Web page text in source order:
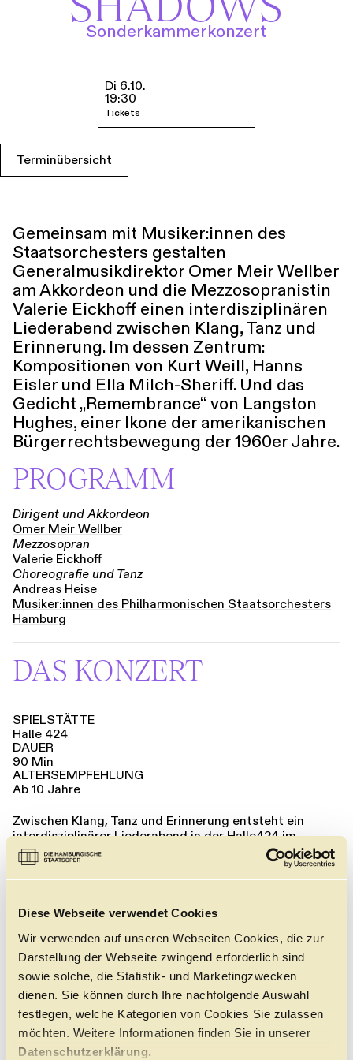
Diese Webseite verwendet Cookies
Wir verwenden auf unseren Webseiten Cookies, die zur
Darstellung der Webseite zwingend erforderlich sind
sowie solche, die Statistik- und Marketingzwecken
dienen. Sie können durch Ihre nachfolgende Auswahl
festlegen, welche Kategorien von Cookies Sie zulassen
möchten. Weitere Informationen finden Sie in unserer
Datenschutzerklärung.
Führungen Jobs Kontakt
Sonderkammerkonzert
Termine & Tickets
Di 6.10.
19:30
Tickets
Terminübersicht
Gemeinsam mit Musiker:innen des
Staatsorchesters gestalten
Generalmusikdirektor Omer Meir Wellber
am Akkordeon und die Mezzosopranistin
Valerie Eickhoff einen interdisziplinären
Liederabend zwischen Klang, Tanz und
Erinnerung. Im dessen Zentrum:
Kompositionen von Kurt Weill, Hanns
Eisler und Ella Milch-Sheriff. Und das
Gedicht „Remembrance“ von Langston
Hughes, einer Ikone der amerikanischen
Bürgerrechtsbewegung der 1960er Jahre.
PROGRAMM
Dirigent und Akkordeon
Omer Meir Wellber
Mezzosopran
Valerie Eickhoff
Choreografie und Tanz
Andreas Heise
Musiker:in­nen des Philhar­mo­nischen Staats­orchesters
Hamburg
DAS KONZERT
SPIELSTÄTTE
Halle 424
DAUER
90 Min
ALTERSEMPFEHLUNG
Ab 10 Jahre
Zwischen Klang, Tanz und Erinnerung entsteht ein
interdisziplinärer Liederabend in der Halle424 im
Hamburger Oberhafenquartier. Ein Kammermusik-
Ensemble des Philharmonischen Staatsorchesters mit
Generalmusikdirektor Omer Meir Wellber am Akkordeon
gemeinsam den Abend. Im Zentrum stehen Lieder von
Komponistin Ella Milch-Sheriff. Eine Musik, die von der
Suche nach Identität erzählt, von der Erinnerung an tief
im Sand der Zeit vergrabene Gefühle und vom
Widerstand gegen himmelschreiende
Ungerechtigkeiten.
In den Bewegungen des Choreografen und Tänzers
Andreas Heise findet diese sehr persönliche Klangwelt